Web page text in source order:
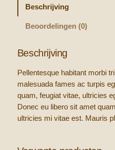
h
P
k
Beschrijving
Beoordelingen (0)
Beschrijving
Pellentesque habitant morbi
malesuada fames ac turpis
quam, feugiat vitae, ultricies
Donec eu libero sit amet
ultricies mi vitae est. Mauris